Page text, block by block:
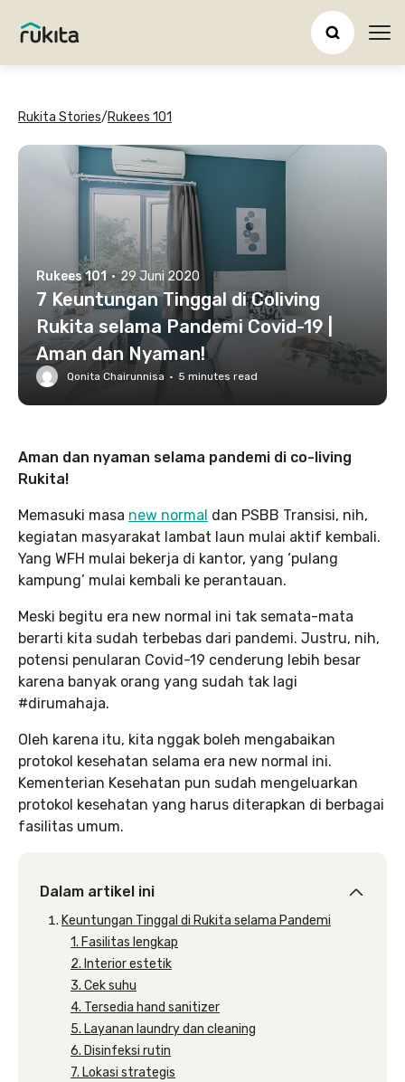
Rukita Stories/Rukees 101
Rukees 101 · 29 Juni 2020
7 Keuntungan Tinggal di Coliving
Rukita selama Pandemi Covid-19 |
Aman dan Nyaman!
Qonita Chairunnisa · 5 minutes read
Aman dan nyaman selama pandemi di co-living
Rukita!
Memasuki masa new normal dan PSBB Transisi, nih,
kegiatan masyarakat lambat laun mulai aktif kembali.
Yang WFH mulai bekerja di kantor, yang ‘pulang
kampung’ mulai kembali ke perantauan.
Meski begitu era new normal ini tak semata-mata
berarti kita sudah terbebas dari pandemi. Justru, nih,
potensi penularan Covid-19 cenderung lebih besar
karena banyak orang yang sudah tak lagi
#dirumahaja.
Oleh karena itu, kita nggak boleh mengabaikan
protokol kesehatan selama era new normal ini.
Kementerian Kesehatan pun sudah mengeluarkan
protokol kesehatan yang harus diterapkan di berbagai
fasilitas umum.
Dalam artikel ini
Keuntungan Tinggal di Rukita selama Pandemi
1. Fasilitas lengkap
2. Interior estetik
3. Cek suhu
4. Tersedia hand sanitizer
5. Layanan laundry dan cleaning
6. Disinfeksi rutin
7. Lokasi strategis